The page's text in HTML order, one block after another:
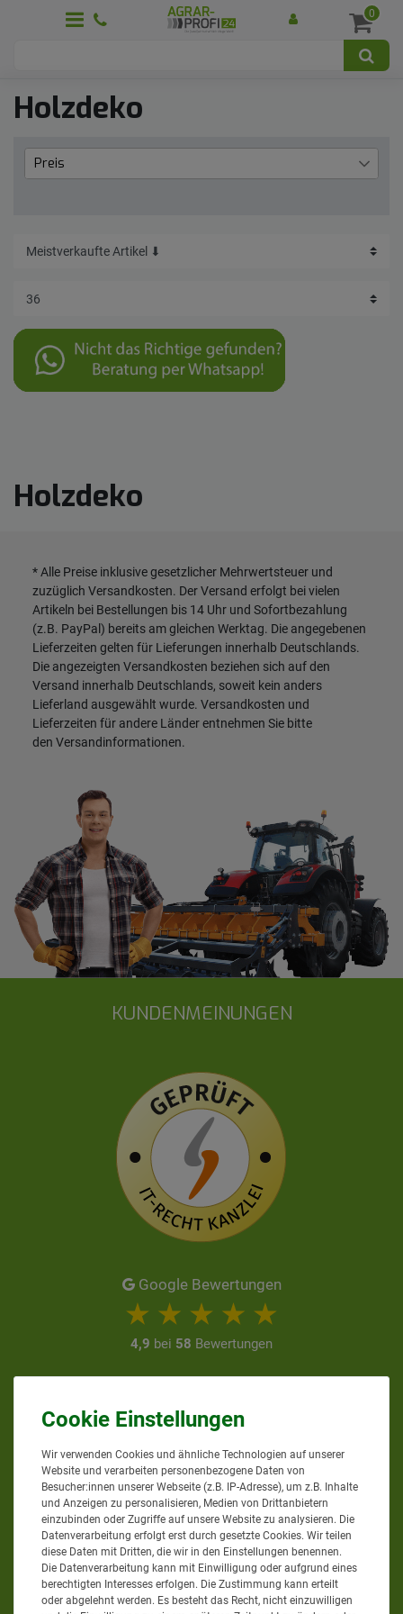
0
Holzdeko
Preis
Holzdeko
* Alle Preise inklusive gesetzlicher Mehrwertsteuer und
zuzüglich Versandkosten. Der Versand erfolgt bei vielen
Artikeln bei Bestellungen bis 14 Uhr und Sofortbezahlung
(z.B. PayPal) bereits am gleichen Werktag. Die angegebenen
Lieferzeiten gelten für Lieferungen innerhalb Deutschlands.
Die angezeigten Versandkosten beziehen sich auf den
Versand innerhalb Deutschlands, soweit kein anders
Lieferland ausgewählt wurde. Versandkosten und
Lieferzeiten für andere Länder entnehmen Sie bitte
den Versandinformationen.
KUNDENMEINUNGEN
Google Bewertungen
4,9 bei 58 Bewertungen
AGRAR-PROFI24.DE
Sie erreichen uns
Mo. - Do. von 8 bis 12 Uhr
Mo. - Do. von 13 bis 17 Uhr
Wir verwenden Cookies und ähnliche Technologien auf unserer
Website und verarbeiten personenbezogene Daten von
Besucher:innen unserer Webseite (z.B. IP-Adresse), um z.B. Inhalte
und Anzeigen zu personalisieren, Medien von Drittanbietern
einzubinden oder Zugriffe auf unsere Website zu analysieren. Die
Datenverarbeitung erfolgt erst durch gesetzte Cookies. Wir teilen
diese Daten mit Dritten, die wir in den Einstellungen benennen.
Die Datenverarbeitung kann mit Einwilligung oder aufgrund eines
berechtigten Interesses erfolgen. Die Zustimmung kann erteilt
oder abgelehnt werden. Es besteht das Recht, nicht einzuwilligen